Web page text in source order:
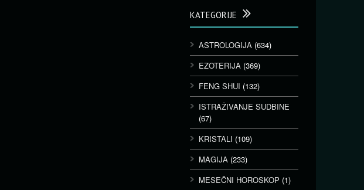
KATEGORIJE
ASTROLOGIJA (634)
EZOTERIJA (369)
FENG SHUI (132)
ISTRAŽIVANJE SUDBINE
(67)
KRISTALI (109)
MAGIJA (233)
MESEČNI HOROSKOP (1)